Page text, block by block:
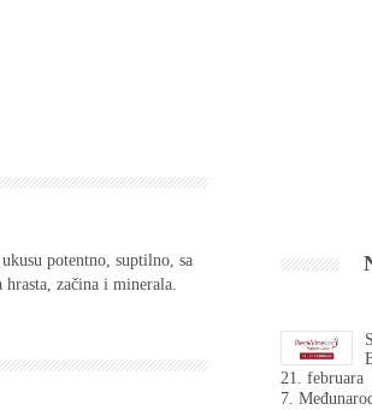
potentno, suptilno, sa
začina i minerala.
21. februara
7.